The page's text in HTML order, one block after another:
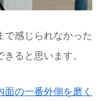
で感じられなかった
ると思います。
面の一番外側を磨く